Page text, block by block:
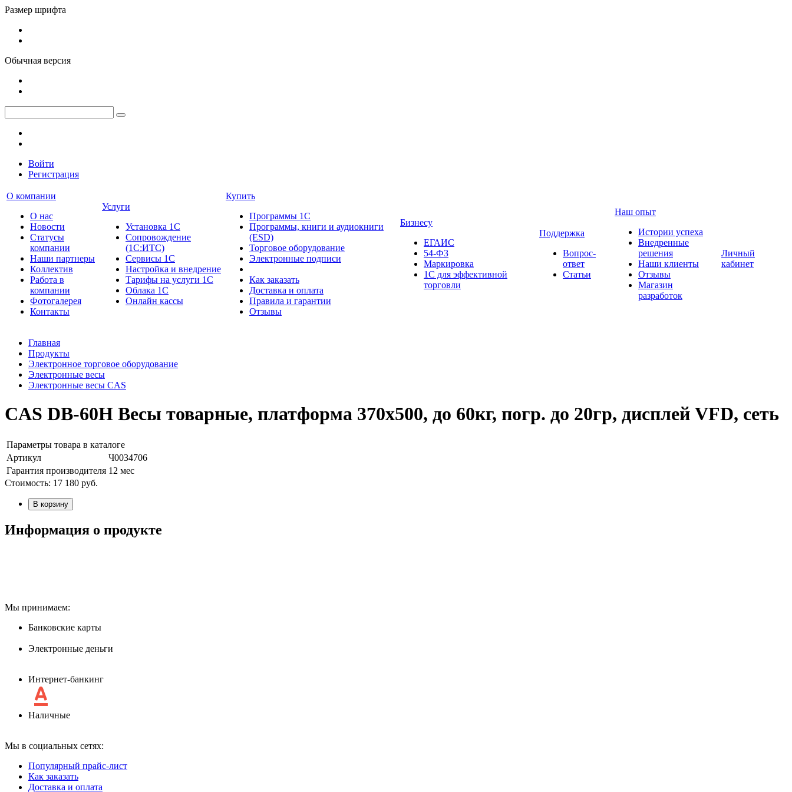
Размер шрифта
Обычная версия
Войти
Регистрация
О компании
О нас
Новости
Cтатусы
компании
Наши партнеры
Коллектив
Работа в
компании
Фотогалерея
Контакты
Услуги
Установка 1С
Сопровождение
(1С:ИТС)
Сервисы 1С
Настройка и внедрение
Тарифы на услуги 1С
Облака 1С
Онлайн кассы
Купить
Программы 1С
Программы, книги и аудиокниги
(ESD)
Торговое оборудование
Электронные подписи
Как заказать
Доставка и оплата
Правила и гарантии
Отзывы
Бизнесу
ЕГАИС
54-ФЗ
Маркировка
1С для эффективной
торговли
Поддержка
Вопрос-
ответ
Статьи
Наш опыт
Истории успеха
Внедренные
решения
Наши клиенты
Отзывы
Магазин
разработок
Личный
кабинет
Главная
Продукты
Электронное торговое оборудование
Электронные весы
Электронные весы CAS
CAS DB-60H Весы товарные, платформа 370х500, до 60кг, погр. до 20гр, дисплей VFD, сеть
Параметры товара в каталоге
Артикул
Ч0034706
Гарантия производителя 12 мес
Стоимость: 17 180 руб.
В корзину
Информация о продукте
Мы принимаем:
Банковские карты
Электронные деньги
Интернет-банкинг
Наличные
Мы в социальных сетях:
Популярный прайс-лист
Как заказать
Доставка и оплата